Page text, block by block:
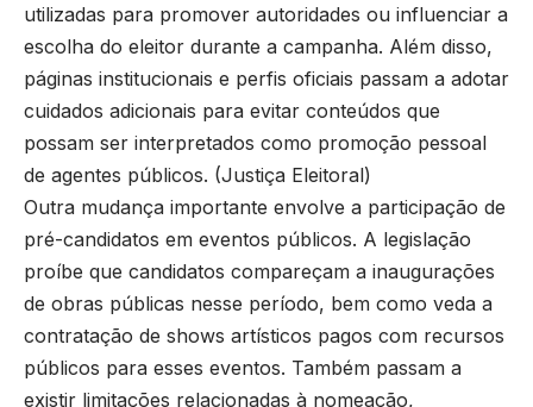
utilizadas para promover autoridades ou influenciar a
escolha do eleitor durante a campanha. Além disso,
páginas institucionais e perfis oficiais passam a adotar
cuidados adicionais para evitar conteúdos que
possam ser interpretados como promoção pessoal
de agentes públicos. (Justiça Eleitoral)
Outra mudança importante envolve a participação de
pré-candidatos em eventos públicos. A legislação
proíbe que candidatos compareçam a inaugurações
de obras públicas nesse período, bem como veda a
contratação de shows artísticos pagos com recursos
públicos para esses eventos. Também passam a
existir limitações relacionadas à nomeação,